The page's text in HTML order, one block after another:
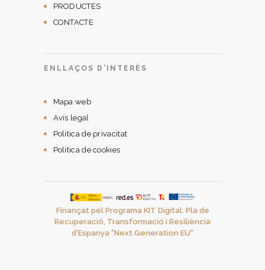
PRODUCTES
CONTACTE
ENLLAÇOS D’INTERÈS
Mapa web
Avís legal
Política de privacitat
Política de cookies
Finançat pel Programa KIT Digital. Pla de
Recuperació, Transformació i Resiliència
d'Espanya "Next Generation EU"